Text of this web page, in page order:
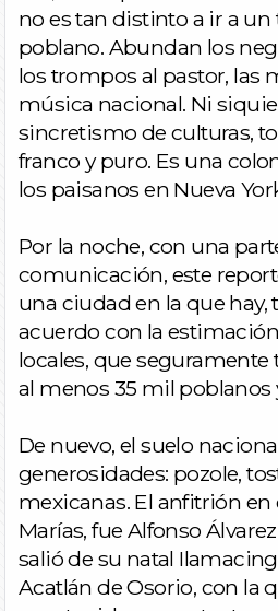
no es tan distinto a ir a
poblano. Abundan los
los trompos al pastor, las
música nacional. Ni
sincretismo de culturas,
franco y puro. Es una
los paisanos en Nueva
Por la noche, con una
comunicación, este
una ciudad en la que
acuerdo con la
locales, que seguramente
al menos 35 mil poblanos
De nuevo, el suelo
generosidades: pozole,
mexicanas. El anfitrión en
Marías, fue Alfonso
salió de su natal
Acatlán de Osorio, con la